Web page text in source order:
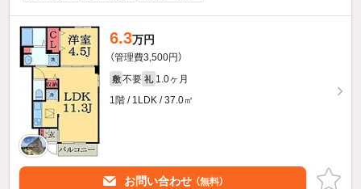
6.3万円
（管理費3,500円）
敷 不要 礼 1.0ヶ月
1階 / 1LDK / 37.0㎡
お問い合わせ （無料）